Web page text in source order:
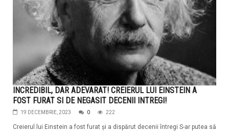
INCREDIBIL, DAR ADEVARAT! CREIERUL LUI EINSTEIN A
FOST FURAT SI DE NEGASIT DECENII INTREGI!
19 DECEMBRIE, 2023 0 222
Creierul lui Einstein a fost furat și a dispărut decenii întregi S-ar putea să